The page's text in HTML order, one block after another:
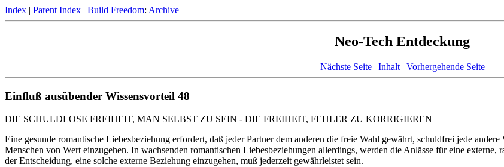
Index | Parent Index | Build Freedom: Archive
Neo-Tech Entdeckung
Nächste Seite| Inhalt| Vorhergehende Seite
Einfluß ausübender Wissensvorteil 48
DIE SCHULDLOSE FREIHEIT, MAN SELBST ZU SEIN - DIE FREIHEIT, FEHLER ZU KORRIGIEREN
Eine gesunde romantische Liebesbeziehung erfordert, daß jeder Partner dem anderen die freie Wahl gewährt, schuldfrei jede
Menschen von Wert einzugehen. In wachsenden romantischen Liebesbeziehungen allerdings, werden die Anlässe für eine externe,
der Entscheidung, eine solche externe Beziehung einzugehen, muß jederzeit gewährleistet sein.